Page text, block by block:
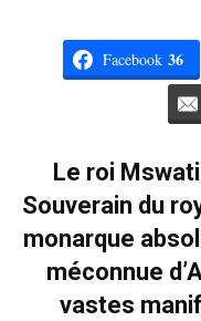
Facebook 36
Le roi
Souverain du
monarque
méconnue
vastes